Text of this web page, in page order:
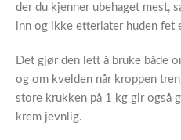
der du kjenner ubehaget mest,
inn og ikke etterlater huden fet
Det gjør den lett å bruke både
og om kvelden når kroppen
store krukken på 1 kg gir også
krem jevnlig.